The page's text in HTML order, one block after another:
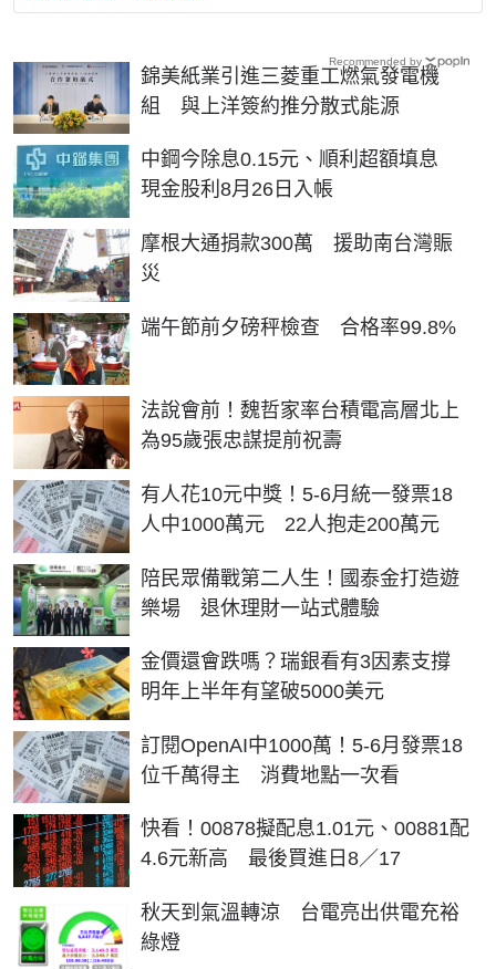
錦美紙業引進三菱重工燃氣發電機
組 與上洋簽約推分散式能源
中鋼今除息0.15元、順利超額填息
現金股利8月26日入帳
摩根大通捐款300萬 援助南台灣賑
災
端午節前夕磅秤檢查 合格率99.8%
法說會前！魏哲家率台積電高層北上
為95歲張忠謀提前祝壽
有人花10元中獎！5-6月統一發票18
人中1000萬元 22人抱走200萬元
陪民眾備戰第二人生！國泰金打造遊
樂場 退休理財一站式體驗
金價還會跌嗎？瑞銀看有3因素支撐
明年上半年有望破5000美元
訂閱OpenAI中1000萬！5-6月發票18
位千萬得主 消費地點一次看
快看！00878擬配息1.01元、00881配
4.6元新高 最後買進日8／17
秋天到氣溫轉涼 台電亮出供電充裕
綠燈
Recommended by